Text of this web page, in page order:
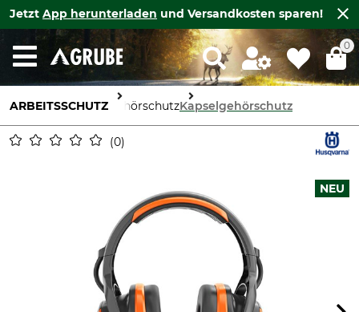
Jetzt App herunterladen und Versandkosten sparen!
0
ARBEITSSCHUTZ GehörschutzKapselgehörschutz
0
NEU